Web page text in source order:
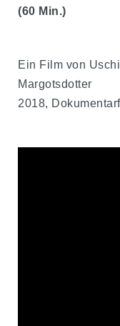
(60 Min.)
Ein Film von
Margotsdotter
2018,